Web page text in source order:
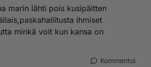
marin lähti pois kusipäitten
ihmiset
minkä voit kun kansa on
Kommentoi